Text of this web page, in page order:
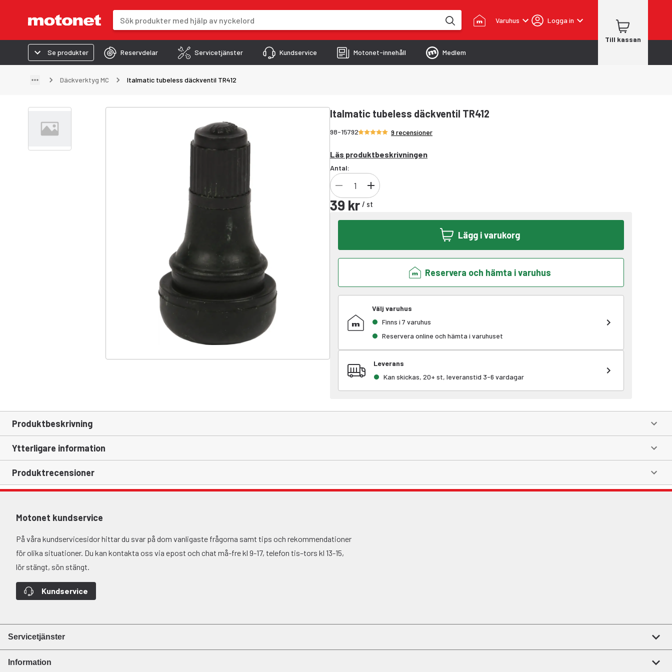
Varuhus Logga in
Till kassan
Se produkter
Reservdelar Servicetjänster Kundservice Motonet-innehåll Medlem
Däckverktyg MC Italmatic tubeless däckventil TR412
Italmatic tubeless däckventil TR412
98-15792Betyg 5/5 stjärnor
9 recensioner
Läs produktbeskrivningen
Antal:
39 kr / st
Lägg i varukorg
Reservera och hämta i varuhus
Välj varuhus
Finns i 7 varuhus
Reservera online och hämta i varuhuset
Leverans
Kan skickas, 20+ st, leveranstid 3-6 vardagar
Produktbeskrivning
Ytterligare information
Produktrecensioner
Motonet kundservice
På våra kundservicesidor hittar du svar på dom vanligaste frågorna samt tips och rekommendationer
för olika situationer. Du kan kontakta oss via epost och chat må-fre kl 9-17, telefon tis–tors kl 13-15,
lör stängt, sön stängt.
Kundservice
Servicetjänster
Information